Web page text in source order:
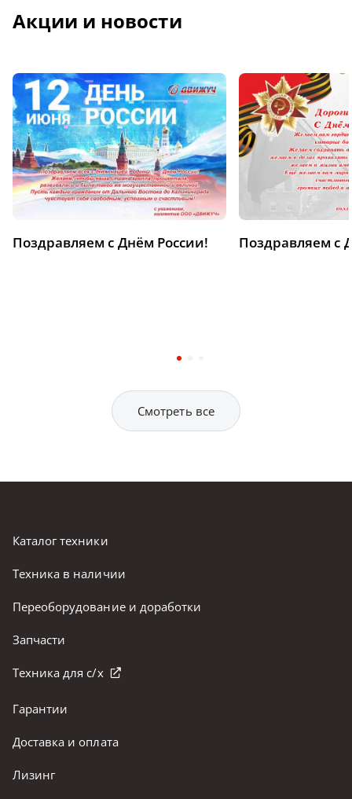
Акции и новости
Поздравляем с Днём России! Поздравляем с
Смотреть все
Каталог техники
Техника в наличии
Переоборудование и доработки
Запчасти
Техника для с/х
Гарантии
Доставка и оплата
Лизинг